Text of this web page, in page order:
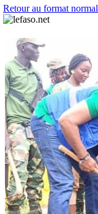
Retour au format normal